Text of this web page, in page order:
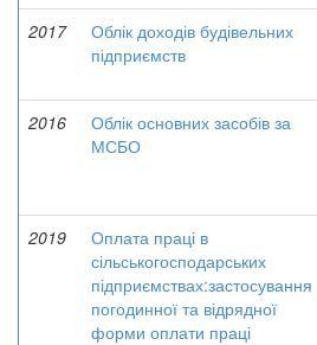
2017
Облік доходів будівельних
підприємств
2016
Облік основних засобів за
МСБО
2019
Оплата праці в
сільськогосподарських
підприємствах:застосування
погодинної та відрядної
форми оплати праці